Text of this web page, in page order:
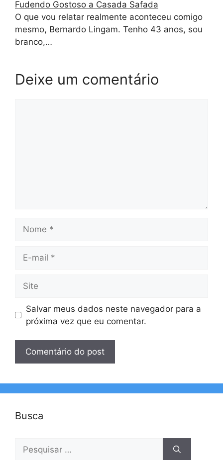
Fudendo Gostoso a Casada Safada
O que vou relatar realmente aconteceu comigo
mesmo, Bernardo Lingam. Tenho 43 anos, sou
branco,…
Deixe um comentário
mail
Salvar meus dados neste navegador para a
próxima vez que eu comentar.
Busca
Pesquisar